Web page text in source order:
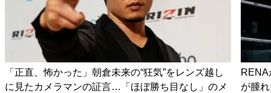
「正直、怖かった」朝倉未来の“狂気”をレンズ越し
に見たカメラマンの証言…「ほぼ勝ち目なし」のメ
RENA
が腫